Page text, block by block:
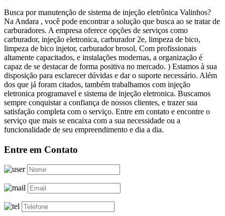
Busca por manutenção de sistema de injeção eletrônica Valinhos?
Na Andara , você pode encontrar a solução que busca ao se tratar de
carburadores. A empresa oferece opções de serviços como
carburador, injeção eletronica, carburador 2e, limpeza de bico,
limpeza de bico injetor, carburador brosol. Com profissionais
altamente capacitados, e instalações modernas, a organização é
capaz de se destacar de forma positiva no mercado. ) Estamos à sua
disposição para esclarecer dúvidas e dar o suporte necessário. Além
dos que já foram citados, também trabalhamos com injeção
eletronica programavel e sistema de injeção eletronica. Buscamos
sempre conquistar a confiança de nossos clientes, e trazer sua
satisfação completa com o serviço. Entre em contato e encontre o
serviço que mais se encaixa com a sua necessidade ou a
funcionalidade de seu empreendimento e dia a dia.
Entre em Contato